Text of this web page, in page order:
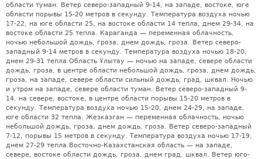
области туман. Ветер северо-западный 9-14, на западе, востоке, юге
области порывы 15-20 метров в секунду. Температура воздуха ночью
17-22, на юге области 25, на востоке области 14 тепла, днем 29-34, на
востоке области 25 тепла. Караганда — переменная облачность,
ночью небольшой дождь, гроза, днем дождь, гроза. Ветер северо-
западный 9-14 метров в секунду. Температура воздуха ночью 18-20,
днем 29-31 тепла.Область Ұлытау — ночью на западе, севере области
дождь, гроза, в центре области небольшой дождь, гроза, днем дождь,
гроза, на западе, севере области сильный дождь, град, шквал. Ночью
и утром на западе, севере области туман. Ветер северо-западный 9-
14, на севере, востоке, в центре области порывы 15-20 метров в
секунду. Температура воздуха ночью 15-20, днем 24-29, на западе,
юге области 32 тепла. Жезказган — переменная облачность, ночью
небольшой дождь, гроза, днем дождь, гроза. Ветер северо-западный
7-12, порывы 15 метров в секунду. Температура воздуха ночью 17-19,
днем 27-29 тепла.Восточно-Казахстанская область — на западе,
севере, востоке области дождь, гроза, днем град, шквал. Ветер юго-